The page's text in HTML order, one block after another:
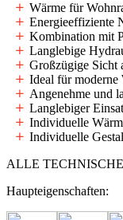
Wärme für
Energieeffiziente
Kombination mit
Langlebige
Großzügige Sicht
Ideal für moderne
Angenehme und
Langlebiger
Individuelle
Individuelle
ALLE
Haupteigenschaften: